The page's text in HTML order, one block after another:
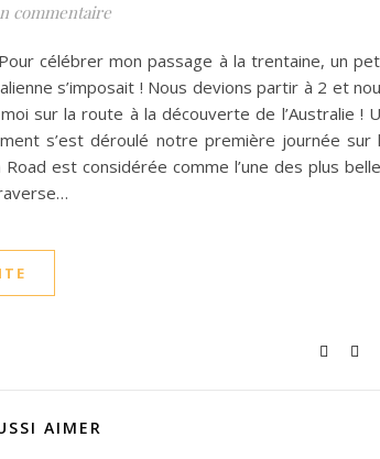
commentaire
célébrer mon passage à la trentaine, un
s’imposait ! Nous devions partir à 2 et
sur la route à la découverte de l’Australie !
s’est déroulé notre première journée sur
est considérée comme l’une des plus
AIMER